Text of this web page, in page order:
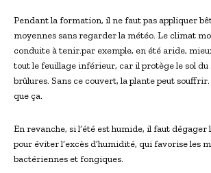
Pendant la formation, il ne faut pas appliquer
moyennes sans regarder la météo. Le climat
conduite à tenir.par exemple, en été aride,
tout le feuillage inférieur, car il protège le sol
brûlures. Sans ce couvert, la plante peut souffrir.
que ça.
En revanche, si l’été est humide, il faut dégager
pour éviter l’excès d’humidité, qui favorise les
bactériennes et fongiques.